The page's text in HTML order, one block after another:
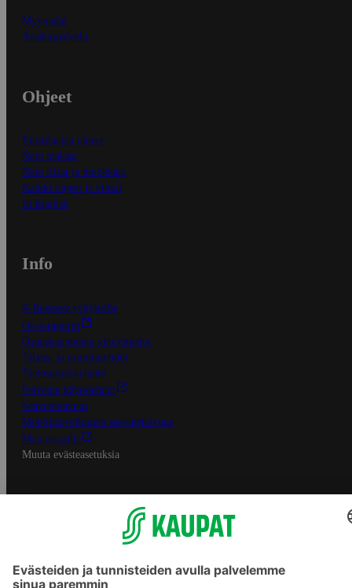
Myymälät
Asiakaspalvelu
Ohjeet
Ensitilaajan ohjeet
Näin maksat
Näin tilaat ja muokkaat
Kaikki ohjeet ja vinkit
In English
Info
S-Business yrityksille
Oiva-raportit
Osuuskauppojen yhteystiedot
Tilaus- ja toimitusehdot
Tietosuojakäytäntö
Palvelun käyttöehdot
Saavutettavuus
Mobiilisovelluksen saavutettavuus
Mainostajalle
Muuta evästeasetuksia
S-ryhmän palvelut
Asiakasomistajuus